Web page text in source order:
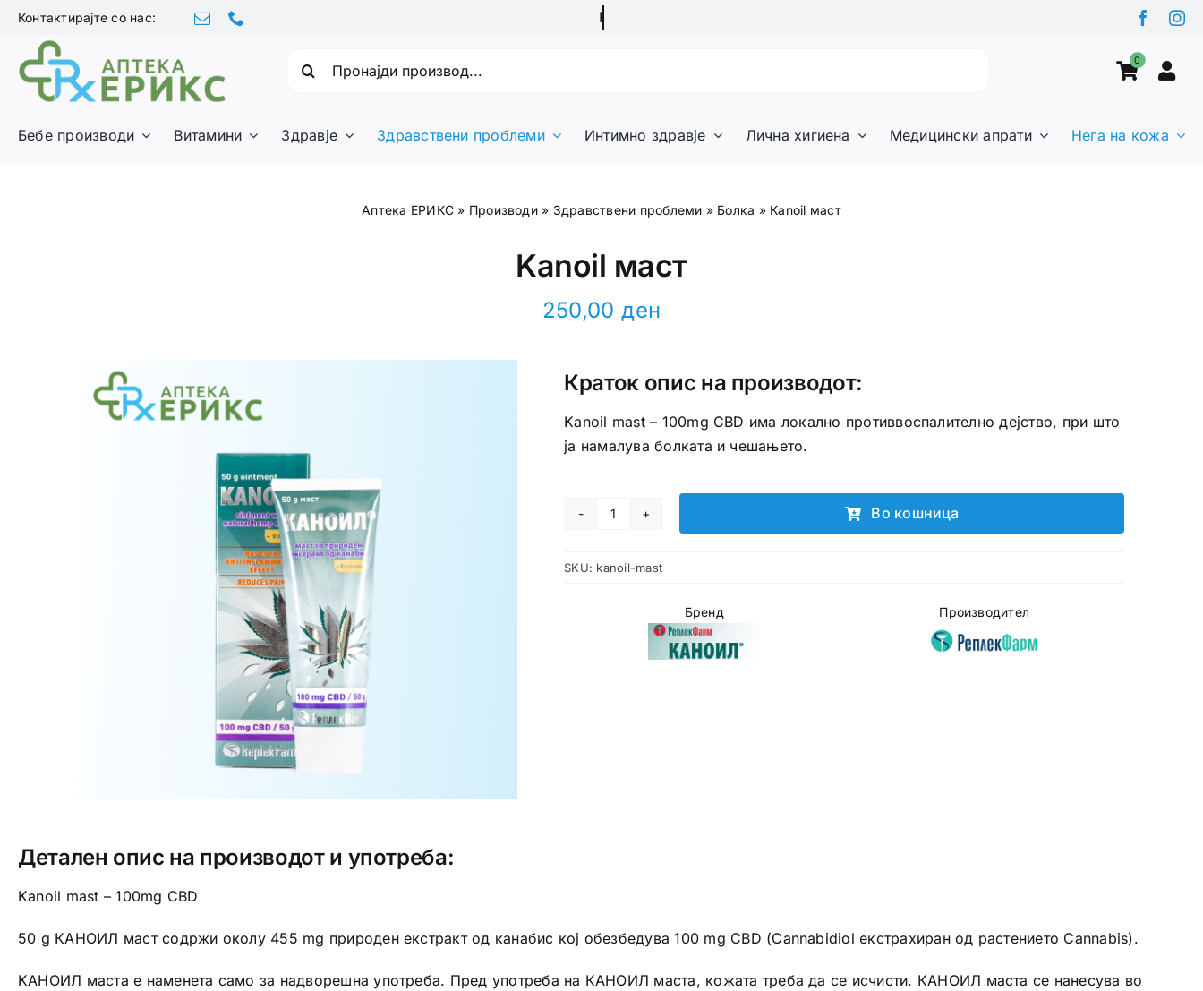
Skip
content
Контактирајте со нас:
0
Бебе производи Витамини Здравје Здравствени проблеми Интимно здравје Лична хигиена Медицински апрати Нега на кожа
Аптека ЕРИКС » Производи» Здравствени проблеми » Болка » Kanoil маст
Kanoil маст
250,00ден
Краток опис на производот:
Kanoil mast – 100mg CBD има локално противвоспалително дејство, при што
ја намалува болката и чешањето.
Kanoil
количина
Во кошница
SKU: kanoil-mast
Бренд Производител
Детален опис на производот и употреба:
Kanoil mast – 100mg CBD
50 g КАНОИЛ маст содржи околу 455 mg природен екстракт од канабис кој обезбедува 100 mg CBD (Cannabidiol екстрахиран од растението Cannabis).
KАНОИЛ маста е наменета само за надворешна употреба. Пред употреба на КАНОИЛ маста, кожата треба да се исчисти. КАНОИЛ маста се нанесува во